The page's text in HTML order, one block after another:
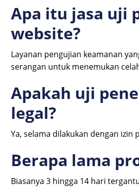
Apa itu jasa uji
website?
Layanan pengujian keamanan
serangan untuk menemukan
Apakah uji
legal?
Ya, selama dilakukan dengan izin
Berapa lama
Biasanya 3 hingga 14 hari